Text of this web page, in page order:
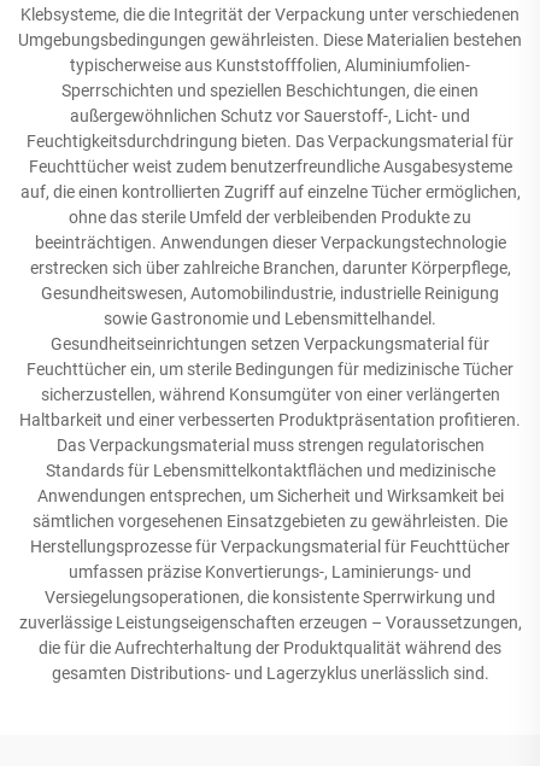
Klebsysteme, die die Integrität der Verpackung unter verschiedenen
Umgebungsbedingungen gewährleisten. Diese Materialien bestehen
typischerweise aus Kunststofffolien, Aluminiumfolien-
Sperrschichten und speziellen Beschichtungen, die einen
außergewöhnlichen Schutz vor Sauerstoff-, Licht- und
Feuchtigkeitsdurchdringung bieten. Das Verpackungsmaterial für
Feuchttücher weist zudem benutzerfreundliche Ausgabesysteme
auf, die einen kontrollierten Zugriff auf einzelne Tücher ermöglichen,
ohne das sterile Umfeld der verbleibenden Produkte zu
beeinträchtigen. Anwendungen dieser Verpackungstechnologie
erstrecken sich über zahlreiche Branchen, darunter Körperpflege,
Gesundheitswesen, Automobilindustrie, industrielle Reinigung
sowie Gastronomie und Lebensmittelhandel.
Gesundheitseinrichtungen setzen Verpackungsmaterial für
Feuchttücher ein, um sterile Bedingungen für medizinische Tücher
sicherzustellen, während Konsumgüter von einer verlängerten
Haltbarkeit und einer verbesserten Produktpräsentation profitieren.
Das Verpackungsmaterial muss strengen regulatorischen
Standards für Lebensmittelkontaktflächen und medizinische
Anwendungen entsprechen, um Sicherheit und Wirksamkeit bei
sämtlichen vorgesehenen Einsatzgebieten zu gewährleisten. Die
Herstellungsprozesse für Verpackungsmaterial für Feuchttücher
umfassen präzise Konvertierungs-, Laminierungs- und
Versiegelungsoperationen, die konsistente Sperrwirkung und
zuverlässige Leistungseigenschaften erzeugen – Voraussetzungen,
die für die Aufrechterhaltung der Produktqualität während des
gesamten Distributions- und Lagerzyklus unerlässlich sind.